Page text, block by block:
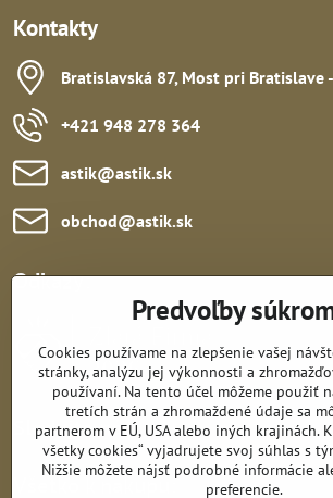
Kontakty
Bratislavská 87, Most pri Bratislave
+421 948 278 364
astik​@astik​.sk
obchod​@astik​.sk
Odkazy:
Sledujte nás:
Všetko k nákupu:
Predvoľby
Cookies používame na zlepšenie vašej
stránky, analýzu jej výkonnosti a
používaní. Na tento účel môžeme použiť
tretích strán a zhromaždené údaje sa
partnerom v EÚ, USA alebo iných krajinách.
všetky cookies“ vyjadrujete svoj súhlas s
Nižšie môžete nájsť podrobné informácie
preferencie.